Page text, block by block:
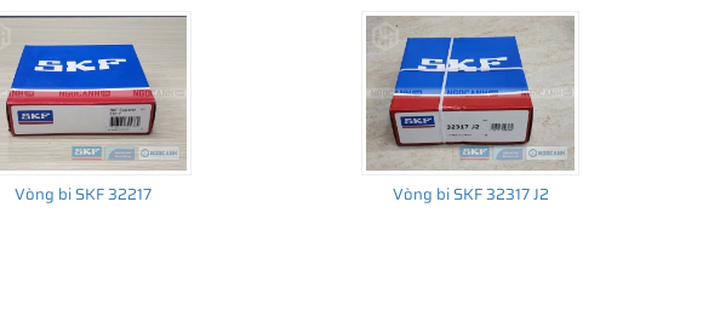
Vòng bi SKF 32217 Vòng bi SKF 32317 J2